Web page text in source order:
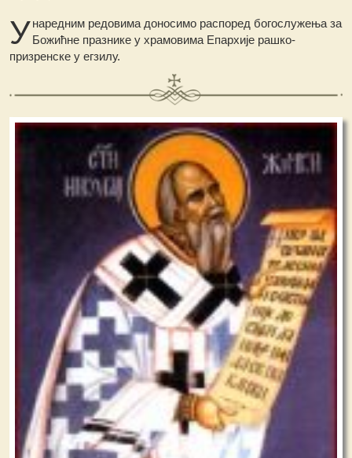
Унаредним редовима доносимо распоред богослужења за
Божићне празнике у храмовима Епархије рашко-
призренске у егзилу.